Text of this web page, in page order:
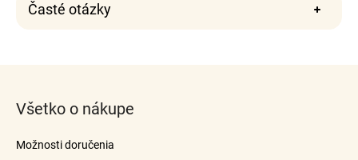
Časté otázky
Všetko o nákupe
Možnosti doručenia